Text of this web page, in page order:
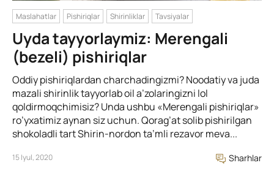
Maslahatlar Pishiriqlar Shirinliklar Tavsiyalar
Uyda tayyorlaymiz: Merengali
(bezeli) pishiriqlar
Oddiy pishiriqlardan charchadingizmi? Noodatiy va juda
mazali shirinlik tayyorlab oil a’zolaringizni lol
qoldirmoqchimisiz? Unda ushbu «Merengali pishiriqlar»
ro’yxatimiz aynan siz uchun. Qorag’at solib pishirilgan
shokoladli tart Shirin-nordon ta’mli rezavor meva...
15 Iyul, 2020 Sharhlar